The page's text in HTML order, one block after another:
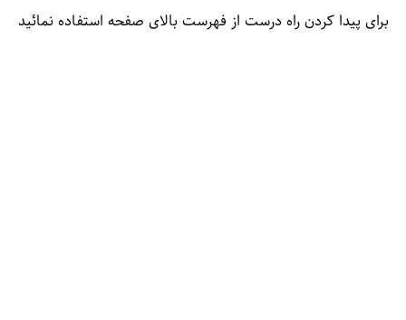
برای پیدا کردن راه درست از فهرست بالای صفحه استفاده نمائید